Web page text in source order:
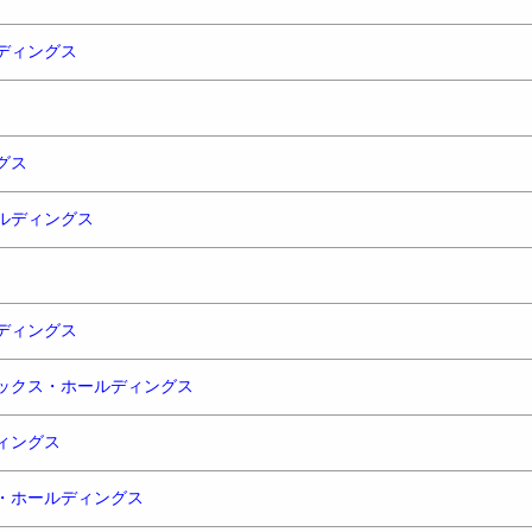
ィングス
ス
ディングス
ィングス
クス・ホールディングス
ングス
ホールディングス